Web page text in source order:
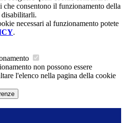
che consentono il funzionamento della
disabilitarli.
necessari al funzionamento potete
.
non possono essere
l'elenco nella pagina della cookie